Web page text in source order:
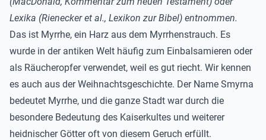
Lexika (Rienecker et al., Lexikon zur Bibel) entnommen.
Das ist Myrrhe, ein Harz aus dem Myrrhenstrauch. Es
wurde in der antiken Welt häufig zum Einbalsamieren oder
als Räucheropfer verwendet, weil es gut riecht. Wir kennen
es auch aus der Weihnachtsgeschichte. Der Name Smyrna
bedeutet Myrrhe, und die ganze Stadt war durch die
besondere Bedeutung des Kaiserkultes und weiterer
heidnischer Götter oft von diesem Geruch erfüllt.